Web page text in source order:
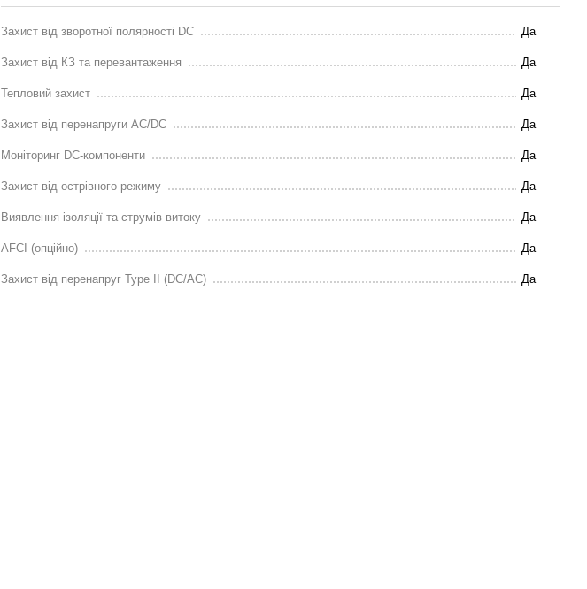
Захист від зворотної полярності DC Да
Захист від КЗ та перевантаження Да
Тепловий захист Да
Захист від перенапруги AC/DC Да
Моніторинг DC-компоненти Да
Захист від острівного режиму Да
Виявлення ізоляції та струмів витоку Да
AFCI (опційно) Да
Захист від перенапруг Type II (DC/AC) Да